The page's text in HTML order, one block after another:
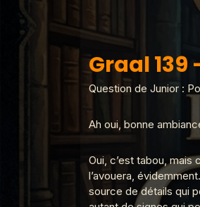
Les
Les
Les
Les
Graal
Question de Junior :
Ah oui, bonne
Oui, c’est tabou, mais
l’avouera,
source de détails qui